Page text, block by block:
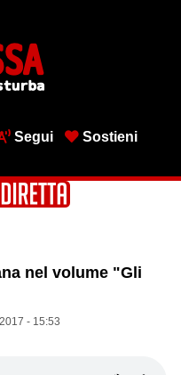
Segui
Sostieni
nel volume "Gli
- 15:53